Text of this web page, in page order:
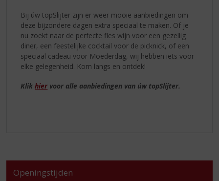
Bij úw topSlijter zijn er weer mooie aanbiedingen om
deze bijzondere dagen extra speciaal te maken. Of je
nu zoekt naar de perfecte fles wijn voor een gezellig
diner, een feestelijke cocktail voor de picknick, of een
speciaal cadeau voor Moederdag, wij hebben iets voor
elke gelegenheid. Kom langs en ontdek!
Klikhier voor alle aanbiedingen van úw topSlijter.
Openingstijden